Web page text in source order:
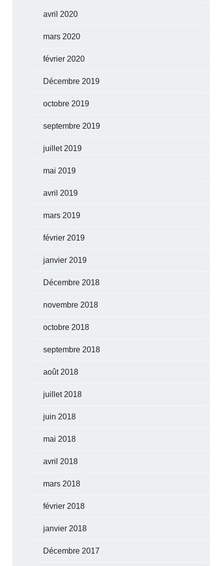
avril 2020
mars 2020
février 2020
Décembre 2019
octobre 2019
septembre 2019
juillet 2019
mai 2019
avril 2019
mars 2019
février 2019
janvier 2019
Décembre 2018
novembre 2018
octobre 2018
septembre 2018
août 2018
juillet 2018
juin 2018
mai 2018
avril 2018
mars 2018
février 2018
janvier 2018
Décembre 2017